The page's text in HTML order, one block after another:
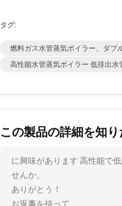
タグ:
燃料ガス水管蒸気ボイラー、ダブ
高性能水管蒸気ボイラー 低排出水
この製品の詳細を知
に興味があります 高性能で
せんか。
ありがとう！
お返事を待って。